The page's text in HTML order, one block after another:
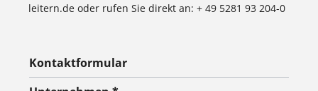
leitern.de oder rufen Sie direkt an: + 49 5281 93 204-0
Kontaktformular